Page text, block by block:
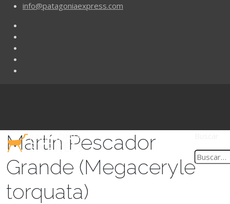
info@patagoniaexpress.com
Martín Pescador
Grande (Megaceryle
torquata)